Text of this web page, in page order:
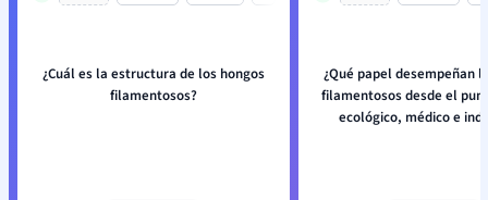
¿Cuál es la estructura de los hongos
filamentosos?
¿Qué papel desempeñan
filamentosos desde el
ecológico, médico e